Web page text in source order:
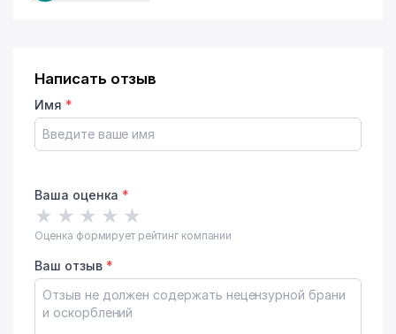
Написать отзыв
Имя *
Ваша оценка *
★ ★ ★ ★ ★
Оценка формирует рейтинг компании
Ваш отзыв *